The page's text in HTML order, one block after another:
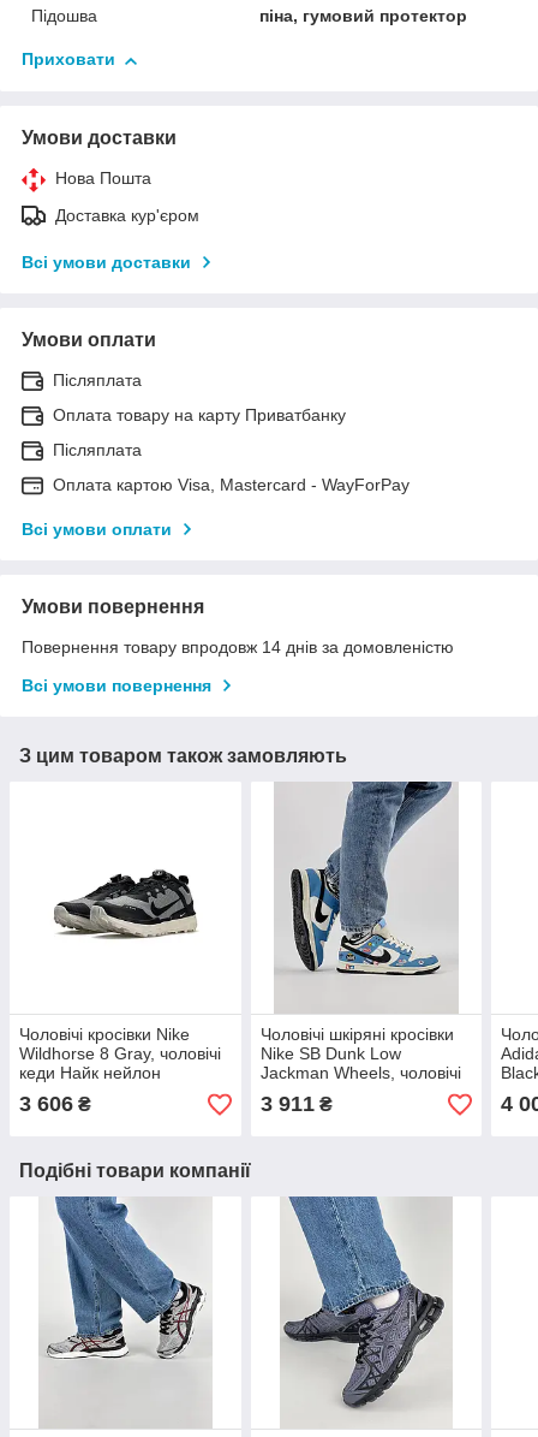
Підошва піна, гумовий протектор
Приховати
Умови доставки
Нова Пошта
Доставка кур'єром
Всі умови доставки
Умови оплати
Післяплата
Оплата товару на карту Приватбанку
Післяплата
Оплата картою Visa, Mastercard - WayForPay
Всі умови оплати
Умови повернення
Повернення товару впродовж 14 днів за домовленістю
Всі умови повернення
З цим товаром також замовляють
Чоловічі кросівки Nike
Wildhorse 8 Gray, чоловічі
кеди Найк нейлон
взуття
3 606 ₴
Чоловічі шкіряні кросівки
Nike SB Dunk Low
Jackman Wheels, чоловічі
кеди Найк блакитні шкіра,
Чоловіче взуття
3 911₴ 4
Подібні товари компанії